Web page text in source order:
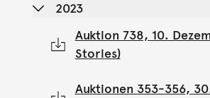
2023
Auktion 738, 10.
Stories)
Auktionen 353-356,